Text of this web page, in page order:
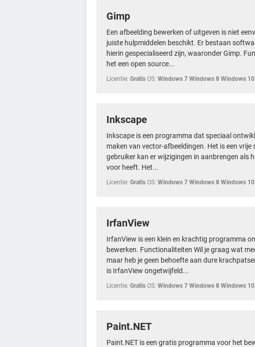
Gimp
Een afbeelding bewerken of uitgeven is niet
juiste hulpmiddelen beschikt. Er bestaan
hierin gespecialiseerd zijn, waaronder Gimp.
het een open source...
Licentie: Gratis OS: Windows 7 Windows 8 Windows 10
Inkscape
Inkscape is een programma dat speciaal
maken van vector-afbeeldingen. Het is een vrije
gebruiker kan er wijzigingen in aanbrengen als
voor heeft. Het...
Licentie: Gratis OS: Windows 7 Windows 8 Windows 10
IrfanView
IrfanView is een klein en krachtig programma
bewerken. Functionaliteiten Wil je graag wat
maar heb je geen behoefte aan dure
is IrfanView ongetwijfeld...
Licentie: Gratis OS: Windows 7 Windows 8 Windows 10
Paint.NET
Paint.NET is een gratis programma voor het